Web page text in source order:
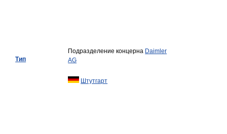
Тип
Подразделение концерна Daimler
AG
Штутгарт